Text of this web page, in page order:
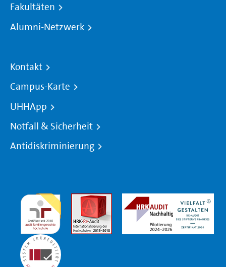
Fakultäten
Alumni-Netzwerk
Kontakt
Campus-Karte
UHHApp
Notfall & Sicherheit
Antidiskriminierung